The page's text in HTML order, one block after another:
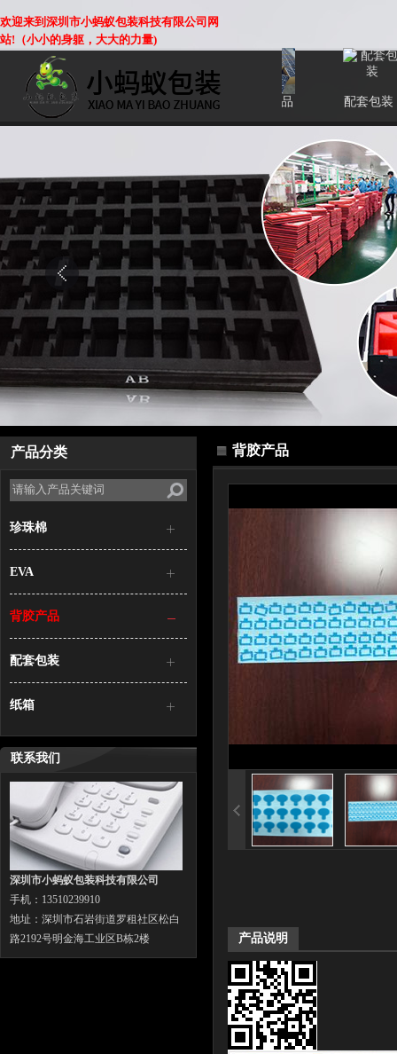
欢迎来到深圳市小蚂蚁包装科技有限公司网
站!（小小的身躯，大大的力量)
珍珠棉 EVA 背胶产品 配套包装
产品分类
珍珠棉
EVA
背胶产品
配套包装
纸箱
联系我们
深圳市小蚂蚁包装科技有限公司
手机：13510239910
地址：深圳市石岩街道罗租社区松白
路2192号明金海工业区B栋2楼
背胶产品
产品说明